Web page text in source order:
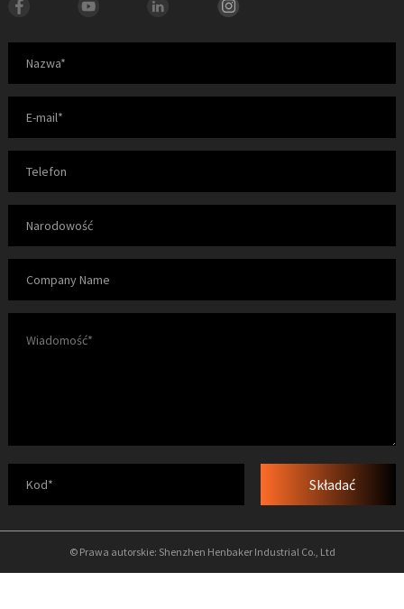
Składać
© Prawa autorskie: Shenzhen Henbaker Industrial Co., Ltd